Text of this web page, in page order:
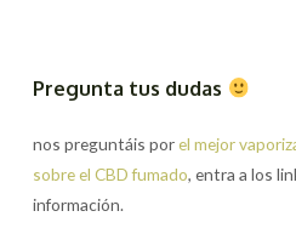
Pregunta tus dudas
nos preguntáis porel mejor
sobre el CBD fumado, entra a los
información.